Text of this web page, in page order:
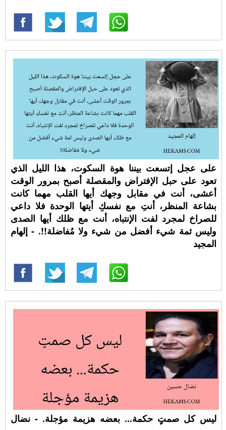
على عجل إتسعت بيننا هوة السكوت، هذا الليل الذي
تعود على حبل الإفتراض والمقصلة أصبح بمرور الوقت
أعشى، أنت في مقابل وجهك أيها القلب مهما كانت
بشاعة المنظر، أنتِ مع نفسكِ أيتها الوحدة فلا داعي
للصراخ لمجرد لفت الإنتباه، أنت مع ظلك أيها الصدى
وليس ثمة شيء أفضل من شيء ولا مُفاضلة!!. - إلهام
المجيد
ليس كل صمتٍ حكمة... بعضه هزيمة مؤجلة. - نضال